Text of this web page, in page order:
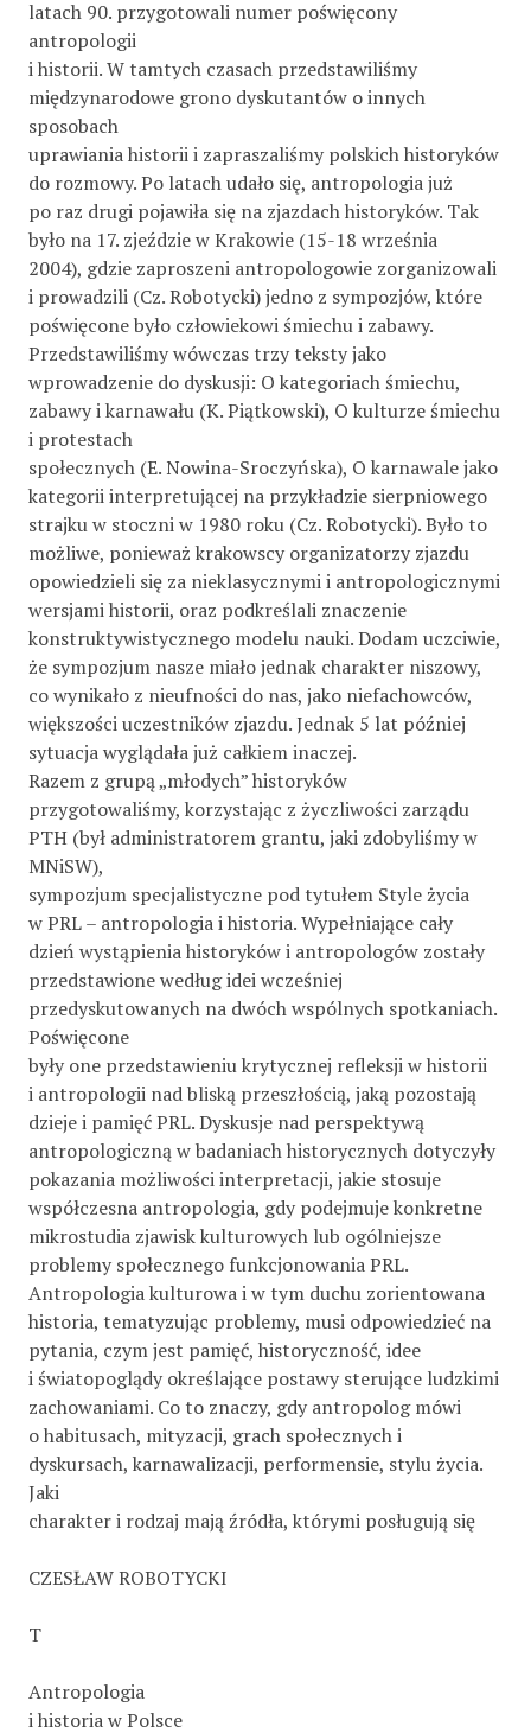
latach 90. przygotowali numer poświęcony
antropologii
i historii. W tamtych czasach przedstawiliśmy
międzynarodowe grono dyskutantów o innych
sposobach
uprawiania historii i zapraszaliśmy polskich historyków
do rozmowy. Po latach udało się, antropologia już
po raz drugi pojawiła się na zjazdach historyków. Tak
było na 17. zjeździe w Krakowie (15-18 września
2004), gdzie zaproszeni antropologowie zorganizowali
i prowadzili (Cz. Robotycki) jedno z sympozjów, które
poświęcone było człowiekowi śmiechu i zabawy.
Przedstawiliśmy wówczas trzy teksty jako
wprowadzenie do dyskusji: O kategoriach śmiechu,
zabawy i karnawału (K. Piątkowski), O kulturze śmiechu
i protestach
społecznych (E. Nowina-Sroczyńska), O karnawale jako
kategorii interpretującej na przykładzie sierpniowego
strajku w stoczni w 1980 roku (Cz. Robotycki). Było to
możliwe, ponieważ krakowscy organizatorzy zjazdu
opowiedzieli się za nieklasycznymi i antropologicznymi
wersjami historii, oraz podkreślali znaczenie
konstruktywistycznego modelu nauki. Dodam uczciwie,
że sympozjum nasze miało jednak charakter niszowy,
co wynikało z nieufności do nas, jako niefachowców,
większości uczestników zjazdu. Jednak 5 lat później
sytuacja wyglądała już całkiem inaczej.
Razem z grupą „młodych” historyków
przygotowaliśmy, korzystając z życzliwości zarządu
PTH (był administratorem grantu, jaki zdobyliśmy w
MNiSW),
sympozjum specjalistyczne pod tytułem Style życia
w PRL – antropologia i historia. Wypełniające cały
dzień wystąpienia historyków i antropologów zostały
przedstawione według idei wcześniej
przedyskutowanych na dwóch wspólnych spotkaniach.
Poświęcone
były one przedstawieniu krytycznej refleksji w historii
i antropologii nad bliską przeszłością, jaką pozostają
dzieje i pamięć PRL. Dyskusje nad perspektywą
antropologiczną w badaniach historycznych dotyczyły
pokazania możliwości interpretacji, jakie stosuje
współczesna antropologia, gdy podejmuje konkretne
mikrostudia zjawisk kulturowych lub ogólniejsze
problemy społecznego funkcjonowania PRL.
Antropologia kulturowa i w tym duchu zorientowana
historia, tematyzując problemy, musi odpowiedzieć na
pytania, czym jest pamięć, historyczność, idee
i światopoglądy określające postawy sterujące ludzkimi
zachowaniami. Co to znaczy, gdy antropolog mówi
o habitusach, mityzacji, grach społecznych i
dyskursach, karnawalizacji, performensie, stylu życia.
Jaki
charakter i rodzaj mają źródła, którymi posługują się
CZESŁAW ROBOTYCKI
T
Antropologia
i historia w Polsce